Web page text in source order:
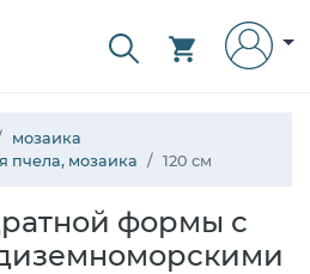
мозаика
пчела, мозаика
120 см
формы с